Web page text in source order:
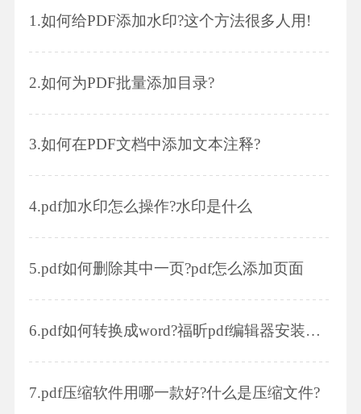
1.如何给PDF添加水印?这个方法很多人用!
2.如何为PDF批量添加目录?
3.如何在PDF文档中添加文本注释?
4.pdf加水印怎么操作?水印是什么
5.pdf如何删除其中一页?pdf怎么添加页面
6.pdf如何转换成word?福昕pdf编辑器安装步骤是怎样的?
7.pdf压缩软件用哪一款好?什么是压缩文件?